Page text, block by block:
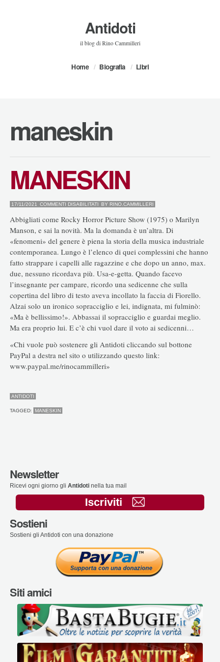
Antidoti
il blog di Rino Cammilleri
Home Biografia Libri
maneskin
MANESKIN
17/11/2021 COMMENTI DISABILITATI SU
BY RINO.CAMMILLERI
Abbigliati come Rocky Horror Picture Show (1975) o Marilyn
Manson, e sai la novità. Ma la domanda è un’altra. Di
«fenomeni» del genere è piena la storia della musica industriale
contemporanea. Lungo è l’elenco di quei complessini che hanno
fatto strappare i capelli alle ragazzine e che dopo un anno, max.
due, nessuno ricordava più. Usa-e-getta. Quando facevo
l’insegnante per campare, ricordo una sedicenne che sulla
copertina del libro di testo aveva incollato la faccia di Fiorello.
Alzai solo un ironico sopracciglio e lei, indignata, mi fulminò:
«Ma è bellissimo!». Abbassai il sopracciglio e guardai meglio.
Ma era proprio lui. E c’è chi vuol dare il voto ai sedicenni…
«Chi vuole può sostenere gli Antidoti cliccando sul bottone
PayPal a destra nel sito o utilizzando questo link:
www.paypal.me/rinocammilleri»
ANTIDOTI
TAGGED: MANESKIN
Newsletter
Ricevi ogni giorno gli Antidoti nella tua mail
Iscriviti
Sostieni
Sostieni gli Antidoti con una donazione
Siti amici